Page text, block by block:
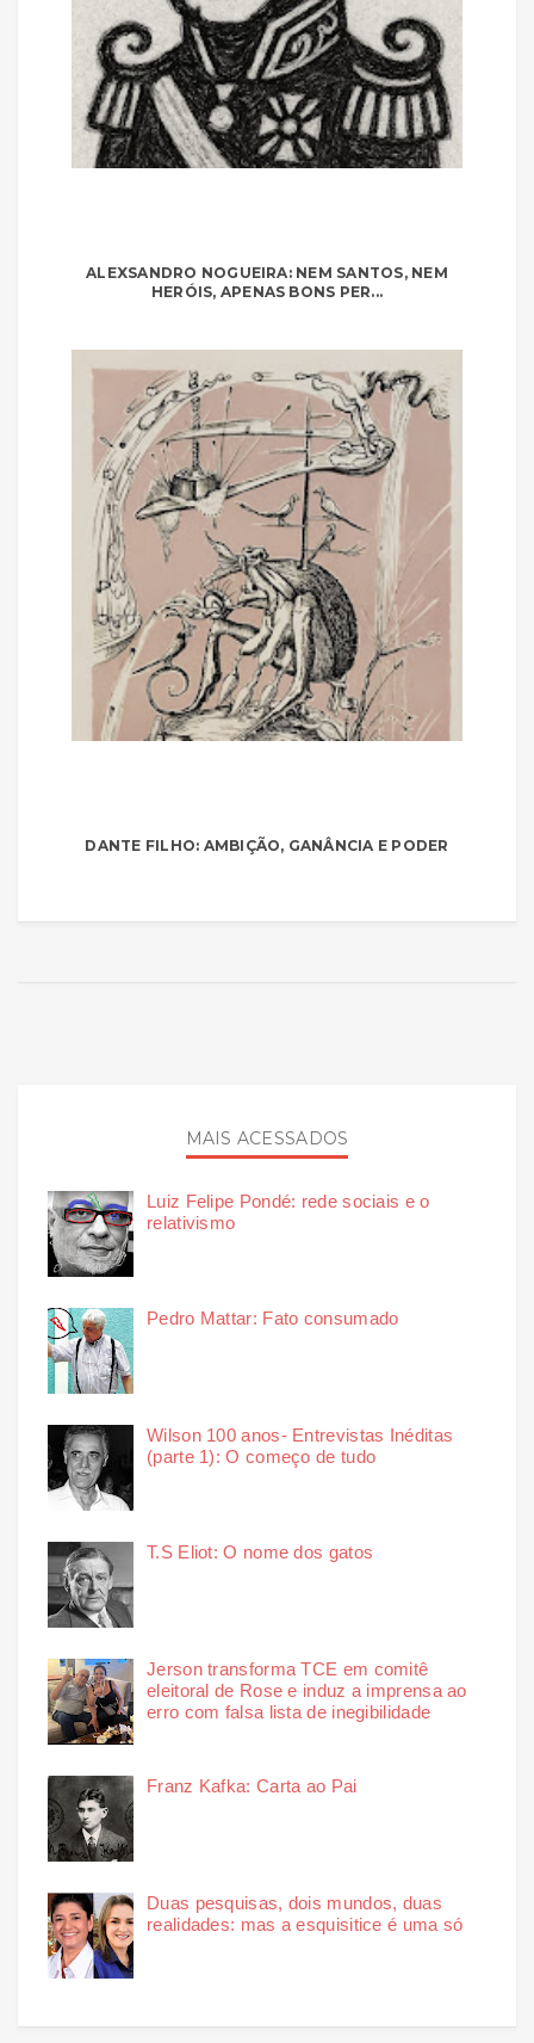
ALEXSANDRO NOGUEIRA: NEM SANTOS, NEM
HERÓIS, APENAS BONS PER...
DANTE FILHO: AMBIÇÃO, GANÂNCIA E PODER
MAIS ACESSADOS
Luiz Felipe Pondé: rede sociais e o
relativismo
Pedro Mattar: Fato consumado
Wilson 100 anos- Entrevistas Inéditas
(parte 1): O começo de tudo
T.S Eliot: O nome dos gatos
Jerson transforma TCE em comitê
eleitoral de Rose e induz a imprensa ao
erro com falsa lista de inegibilidade
Franz Kafka: Carta ao Pai
Duas pesquisas, dois mundos, duas
realidades: mas a esquisitice é uma só